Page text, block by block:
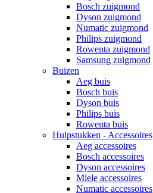
Bosch zuigmond
Dyson zuigmond
Numatic zuigmond
Philips zuigmond
Rowenta zuigmond
Samsung zuigmond
Buizen
Aeg buis
Bosch buis
Dyson buis
Philips buis
Rowenta buis
Hulpstukken - Accessoires
Aeg accessoires
Bosch accessoires
Dyson accessoires
Miele accessoires
Numatic accessoires